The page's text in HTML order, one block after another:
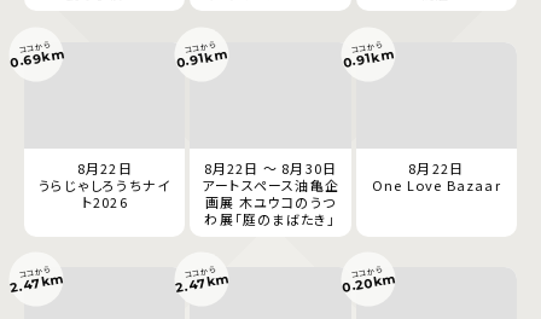
8月22日
うらじゃしろうちナイ
ト2026
ココから
0.69km
8月22日 ～ 8月30日
アートスペース油亀企
画展 木ユウコのうつ
わ展「庭のまばたき」
ココから
0.91km
8月22日
One Love Bazaar
ココから
0.91km
ココから
2.47km ココから
2.47km ココから
0.20km